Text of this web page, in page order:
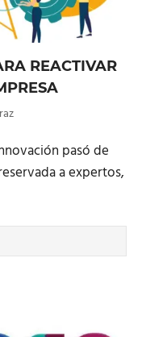
REACTIVAR
pasó de
a expertos,